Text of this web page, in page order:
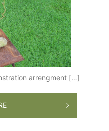
arrengment […]